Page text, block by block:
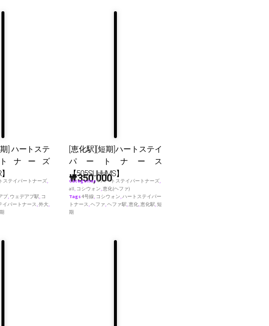
] ハートステ
ナーズ
ステイパートナーズ,
プ, ウェデアプ駅, コ
イパートナース,外大,
[恵化駅][短期]ハートステイ
パートナース
【505SUHHMS】
₩350,000
Categories♥ ハートステイパートナーズ,
all, コシウォン,恵化(ヘファ)
Tags4号線, コシウォン,ハートステイパー
トナース,ヘファ,ヘファ駅,恵化,恵化駅,短
期